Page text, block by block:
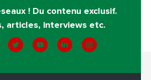
! Du contenu exclusif.
articles, interviews etc.